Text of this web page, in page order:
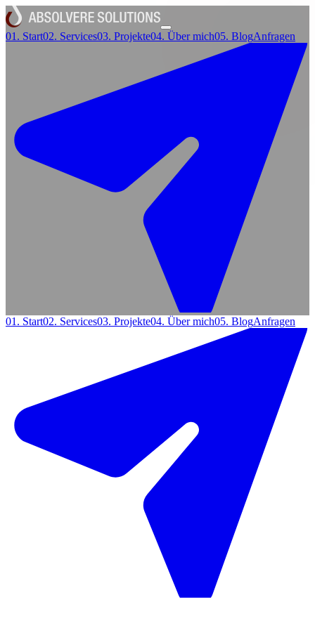
01. Start02. Services03. Projekte04. Über mich05. BlogAnfragen
01. Start02. Services03. Projekte04. Über mich05. BlogAnfragen